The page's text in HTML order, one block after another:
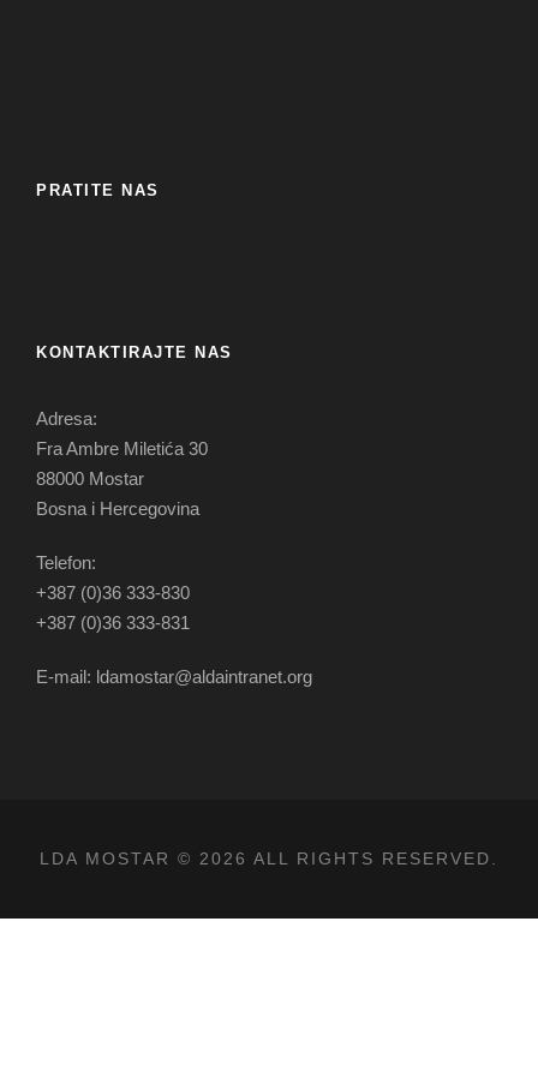
PRATITE NAS
KONTAKTIRAJTE NAS
Adresa:
Fra Ambre Miletića 30
88000 Mostar
Bosna i Hercegovina
Telefon:
+387 (0)36 333-830
+387 (0)36 333-831
E-mail: ldamostar@aldaintranet.org
LDA MOSTAR © 2026 ALL RIGHTS RESERVED.